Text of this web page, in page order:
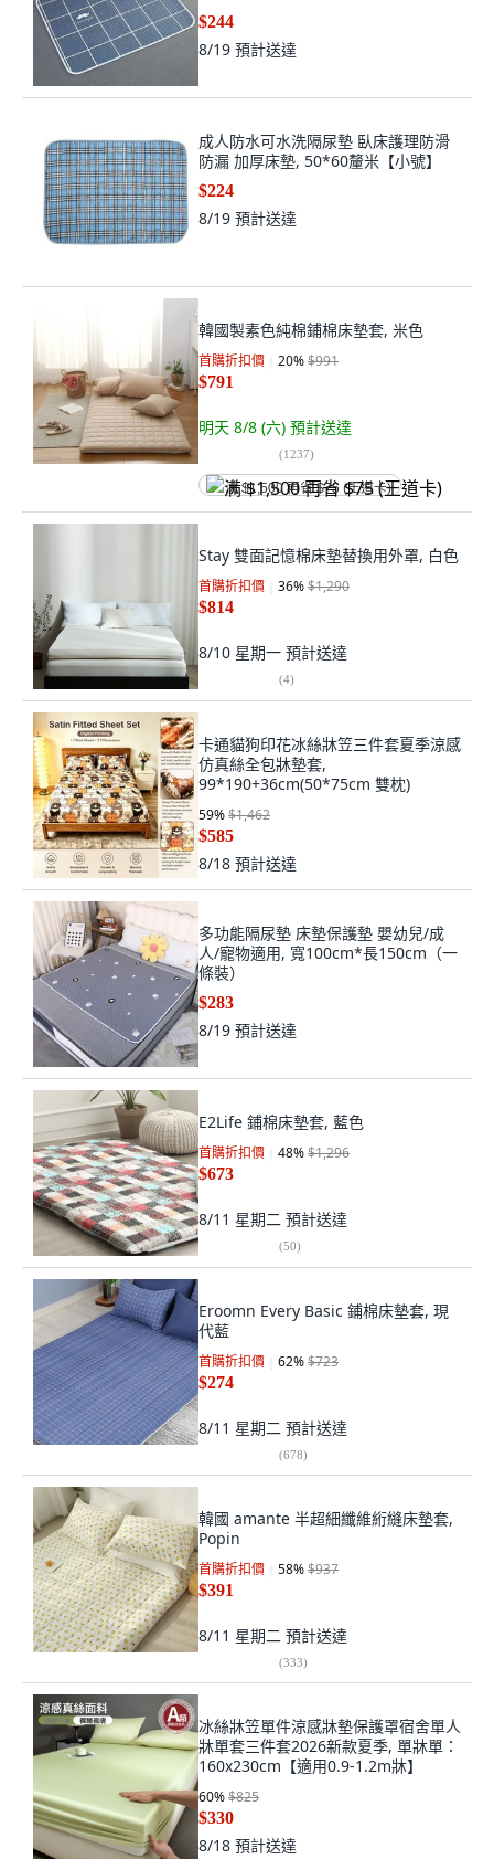
$244
8/19 預計送達
成人防水可水洗隔尿墊 臥床護理防滑
防漏 加厚床墊, 50*60釐米【小號】
$224
8/19 預計送達
韓國製素色純棉鋪棉床墊套, 米色
首購折扣價 20%$991
$791
明天 8/8 (六) 預計送達
(1237)
满 $1,500 再省 $75 (王道卡)
Stay 雙面記憶棉床墊替換用外罩, 白色
首購折扣價 36%$1,290
$814
8/10 星期一 預計送達
(4)
卡通貓狗印花冰絲牀笠三件套夏季涼感
仿真絲全包牀墊套,
99*190+36cm(50*75cm 雙枕)
59%$1,462
$585
8/18 預計送達
多功能隔尿墊 床墊保護墊 嬰幼兒/成
人/寵物適用, 寬100cm*長150cm（一
條裝）
$283
8/19 預計送達
E2Life 鋪棉床墊套, 藍色
首購折扣價 48%$1,296
$673
8/11 星期二 預計送達
(50)
Eroomn Every Basic 鋪棉床墊套, 現
代藍
首購折扣價 62%$723
$274
8/11 星期二 預計送達
(678)
韓國 amante 半超細纖維絎縫床墊套,
Popin
首購折扣價 58%$937
$391
8/11 星期二 預計送達
(333)
冰絲牀笠單件涼感牀墊保護罩宿舍單人
牀單套三件套2026新款夏季, 單牀單：
160x230cm【適用0.9-1.2m牀】
60%$825
$330
8/18 預計送達